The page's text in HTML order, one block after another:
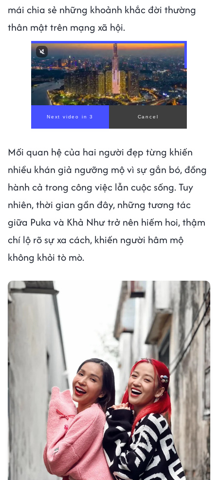
mái chia sẻ những khoảnh khắc đời thường
thân mật trên mạng xã hội.
Mối quan hệ của hai người đẹp từng khiến
nhiều khán giả ngưỡng mộ vì sự gắn bó, đồng
hành cả trong công việc lẫn cuộc sống. Tuy
nhiên, thời gian gần đây, những tương tác
giữa Puka và Khả Như trở nên hiếm hoi, thậm
chí lộ rõ sự xa cách, khiến người hâm mộ
không khỏi tò mò.